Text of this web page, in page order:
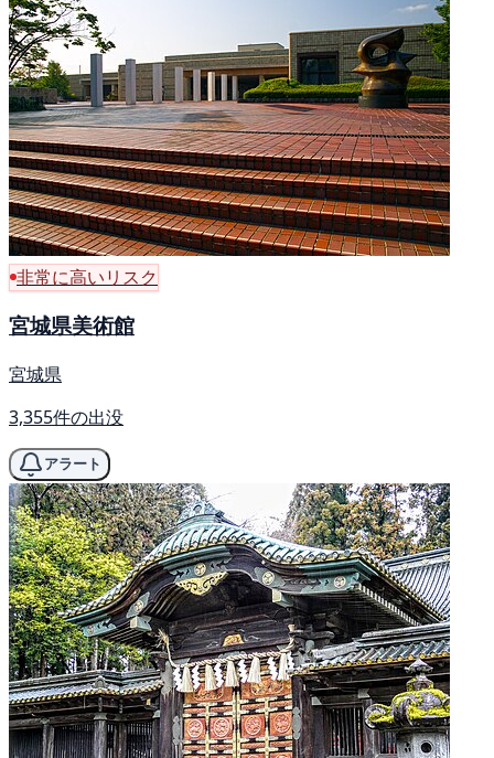
非常に高いリスク
宮城県美術館
宮城県
3,355件の出没
アラート